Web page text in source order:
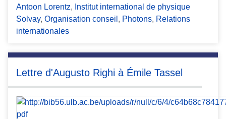
Antoon Lorentz, Institut international de physique
Solvay, Organisation conseil , Photons, Relations
internationales
Lettre d'Augusto Righi à Émile Tassel